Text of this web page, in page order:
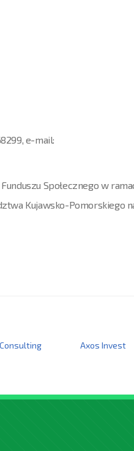
e-mail:
Społecznego w
Kujawsko-Pomorskiego
Axos Invest